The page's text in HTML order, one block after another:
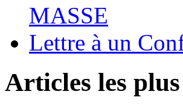
MASSE
Lettre à un
Articles les